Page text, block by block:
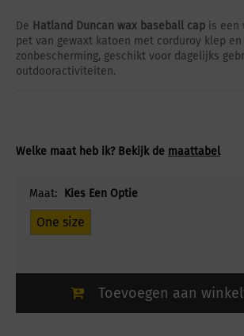
De Hatland Duncan wax baseball cap is een
pet van gewaxt katoen met corduroy klep en
zonbescherming, geschikt voor dagelijks
outdooractiviteiten.
Welke maat heb ik? Bekijk de maattabel
Maat: Kies Een Optie
One size
Toevoegen aan